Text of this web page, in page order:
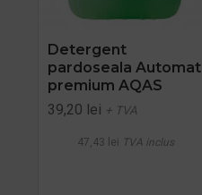
Detergent
pardoseala Automat
premium AQAS
39,20 lei + TVA
47,43 lei TVA inclus